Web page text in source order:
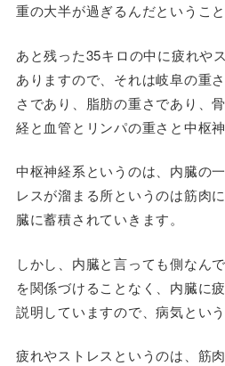
重の大半が過ぎるんだということ
あと残った35キロの中に疲れや
ありますので、それは岐阜の重
さであり、脂肪の重さであり、
経と血管とリンパの重さと中枢
中枢神経系というのは、内臓の
レスが溜まる所というのは筋肉
臓に蓄積されていきます。
しかし、内臓と言っても側なん
を関係づけることなく、内臓に
説明していますので、病気とい
疲れやストレスというのは、筋